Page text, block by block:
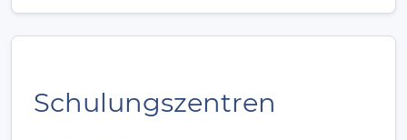
Schulungszentren